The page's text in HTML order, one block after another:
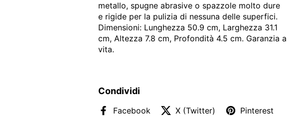
metallo, spugne abrasive o spazzole molto dure
e rigide per la pulizia di nessuna delle superfici.
Dimensioni: Lunghezza 50.9 cm, Larghezza 31.1
cm, Altezza 7.8 cm, Profondità 4.5 cm. Garanzia a
vita.
Condividi
Facebook X (Twitter) Pinterest